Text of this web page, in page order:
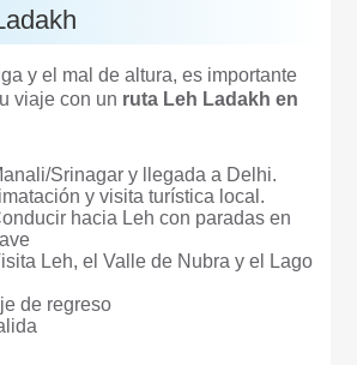
y el mal de altura, es importante
viaje con un ruta Leh Ladakh en
Srinagar y llegada a Delhi.
y visita turística local.
hacia Leh con paradas en
Leh, el Valle de Nubra y el Lago
de regreso